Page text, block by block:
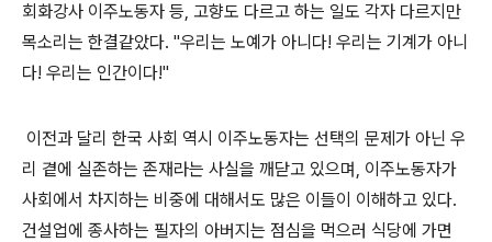
회화강사 이주노동자 등, 고향도 다르고 하는 일도 각자 다르지만
목소리는 한결같았다. "우리는 노예가 아니다! 우리는 기계가 아니
다! 우리는 인간이다!"
이전과 달리 한국 사회 역시 이주노동자는 선택의 문제가 아닌 우
리 곁에 실존하는 존재라는 사실을 깨닫고 있으며, 이주노동자가
사회에서 차지하는 비중에 대해서도 많은 이들이 이해하고 있다.
건설업에 종사하는 필자의 아버지는 점심을 먹으러 식당에 가면